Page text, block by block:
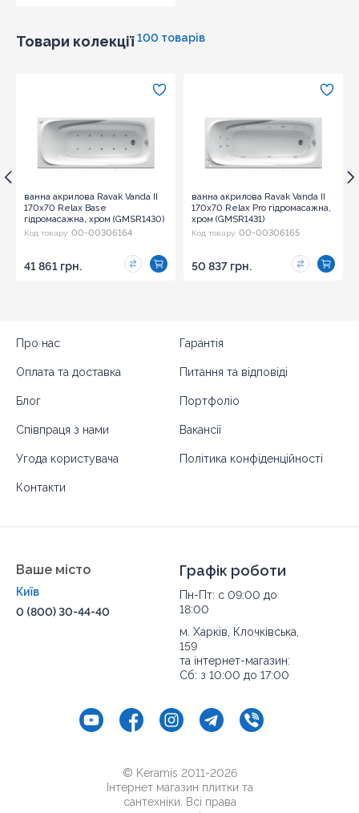
Товари колекції 100 товарів
ванна акрилова Ravak Vanda II
170x70 Relax Base
гідромасажна, хром (GMSR1430)
Код товару: 00-00306164
41 861 грн.
ванна акрилова Ravak Vanda II
170x70 Relax Pro гідромасажна,
хром (GMSR1431)
Код товару: 00-00306165
50 837 грн.
Про нас Гарантія
Оплата та доставка Питання та відповіді
Блог Портфоліо
Співпраця з нами Вакансії
Угода користувача Політика конфіденційності
Контакти
Ваше місто
Київ
0 (800) 30-44-40
Графік роботи
Пн-Пт: с 09:00 до
18:00
м. Харків, Клочківська,
159
та інтернет-магазин:
Сб: з 10:00 до 17:00
© Keramis 2011-2026
Інтернет магазин плитки та
сантехніки. Всі права